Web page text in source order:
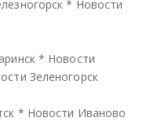
* Новости
* Новости
Зеленогорск
* Новости Иваново